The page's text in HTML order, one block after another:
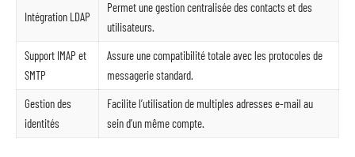
Intégration LDAP
Permet une gestion centralisée des contacts et des
utilisateurs.
Support IMAP et
SMTP
Assure une compatibilité totale avec les protocoles de
messagerie standard.
Gestion des
identités
Facilite l’utilisation de multiples adresses e-mail au
sein d’un même compte.